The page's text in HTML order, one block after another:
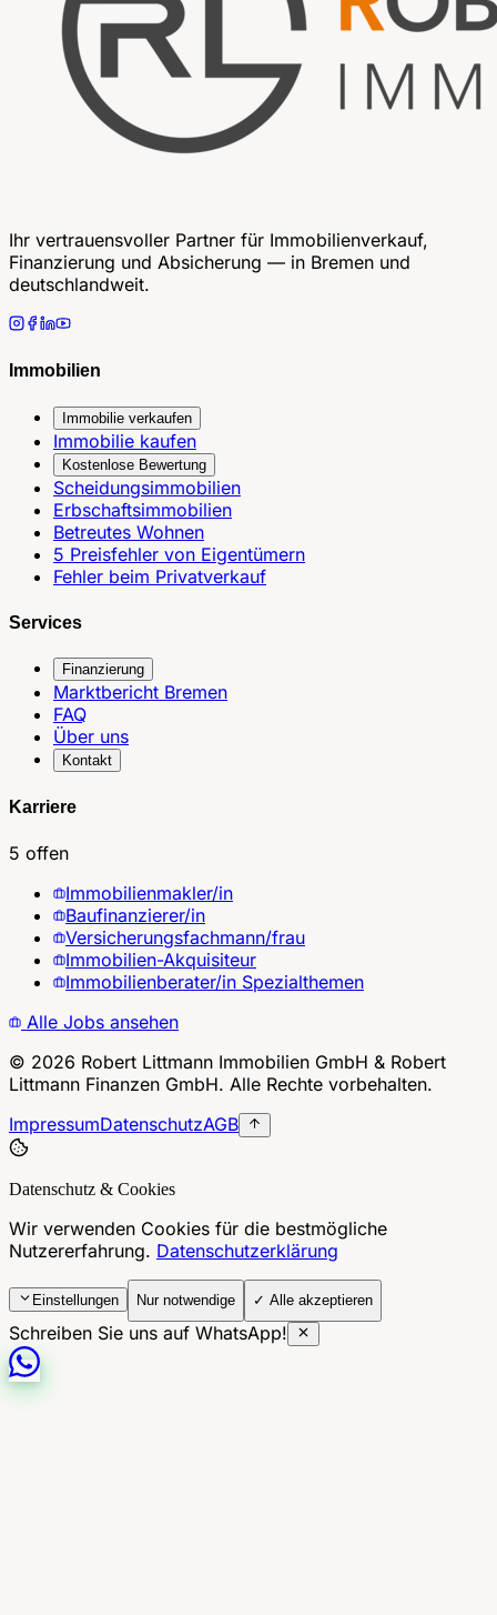
Ihr vertrauensvoller Partner für Immobilienverkauf,
Finanzierung und Absicherung — in Bremen und
deutschlandweit.
Immobilien
Immobilie verkaufen
Immobilie kaufen
Kostenlose Bewertung
Scheidungsimmobilien
Erbschaftsimmobilien
Betreutes Wohnen
5 Preisfehler von Eigentümern
Fehler beim Privatverkauf
Services
Finanzierung
Marktbericht Bremen
FAQ
Über uns
Kontakt
Karriere
5 offen
Immobilienmakler/in
Baufinanzierer/in
Versicherungsfachmann/frau
Immobilien-Akquisiteur
Immobilienberater/in Spezialthemen
Alle Jobs ansehen
© 2026 Robert Littmann Immobilien GmbH & Robert
Littmann Finanzen GmbH. Alle Rechte vorbehalten.
ImpressumDatenschutzAGB
Datenschutz & Cookies
Wir verwenden Cookies für die bestmögliche
Nutzererfahrung. Datenschutzerklärung
Einstellungen Nur notwendige ✓ Alle akzeptieren
Schreiben Sie uns auf WhatsApp!